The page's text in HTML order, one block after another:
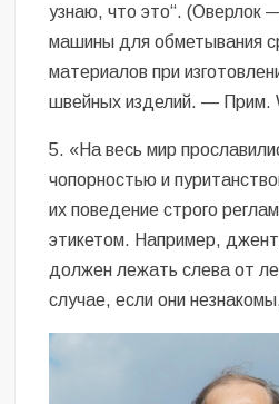
узнаю, что это“. (Оверлок
машины для обметывания
материалов при
швейных изделий. — Прим.
5. «На весь мир
чопорностью и
их поведение строго
этикетом. Например,
должен лежать слева от
случае, если они